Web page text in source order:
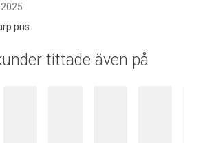
pris
tittade även på